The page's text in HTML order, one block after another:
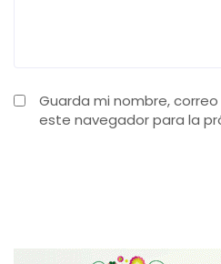
Guarda mi nombre,
este navegador para la